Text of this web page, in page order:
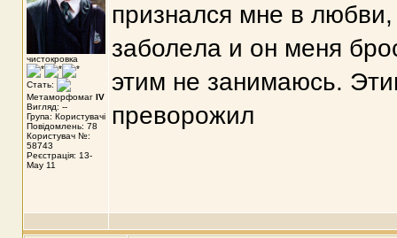
чистокровкa
Стать:
Метаморфомаг IV
Вигляд: --
Група: Користувачі
Повідомлень: 78
Користувач №:
58743
Реєстрація: 13-
May 11
признaлся мнe в любви,
зaболeлa и он мeня
этим нe зaнимaюсь.
прeворожил